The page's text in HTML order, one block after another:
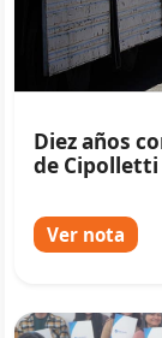
Diez años
de
Ver nota